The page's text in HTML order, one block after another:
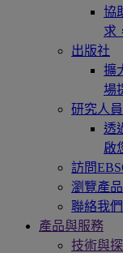
協
求
出版社
擴
場
研究人
透
啟
訪問
瀏覽產品
聯絡我們
產品與服務
技術與